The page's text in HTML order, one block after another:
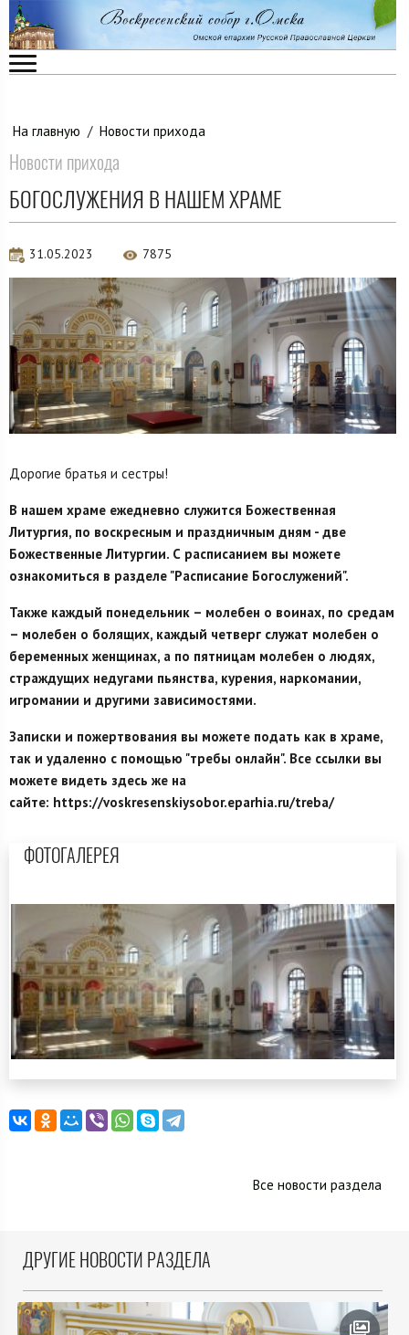
На главную / Новости прихода
Новости прихода
БОГОСЛУЖЕНИЯ В НАШЕМ ХРАМЕ
31.05.2023 7875
Дорогие братья и сестры!
В нашем храме ежедневно служится Божественная
Литургия, по воскресным и праздничным дням - две
Божественные Литургии. С расписанием вы можете
ознакомиться в разделе "Расписание Богослужений".
Также каждый понедельник – молебен о воинах, по средам
– молебен о болящих, каждый четверг служат молебен о
беременных женщинах, а по пятницам молебен о людях,
страждущих недугами пьянства, курения, наркомании,
игромании и другими зависимостями.
Записки и пожертвования вы можете подать как в храме,
так и удаленно с помощью "требы онлайн". Все ссылки вы
можете видеть здесь же на
сайте: https://voskresenskiysobor.eparhia.ru/treba/
ФОТОГАЛЕРЕЯ
Все новости раздела
ДРУГИЕ НОВОСТИ РАЗДЕЛА